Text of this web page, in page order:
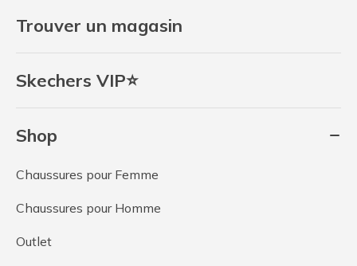
Trouver un magasin
Skechers VIP⭐
Shop
Chaussures pour Femme
Chaussures pour Homme
Outlet